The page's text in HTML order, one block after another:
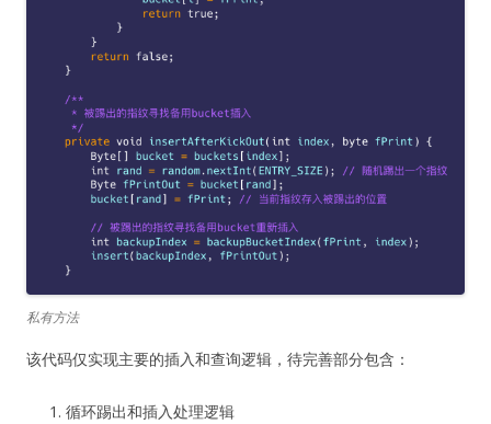
私有方法
该代码仅实现主要的插入和查询逻辑，待完善部分包含：
循环踢出和插入处理逻辑